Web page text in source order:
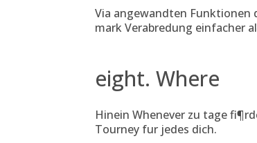
Via angewandten Funktionen
mark Verabredung einfacher
eight. Where
Hinein Whenever zu tage
Tourney fur jedes dich.